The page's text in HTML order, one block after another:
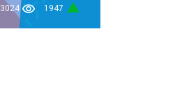
3024 1947